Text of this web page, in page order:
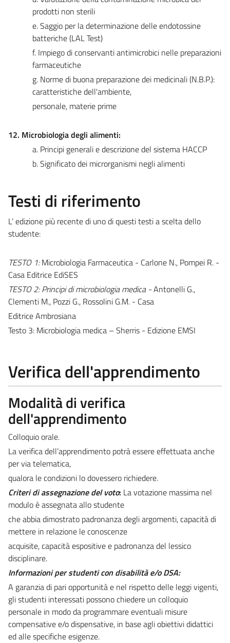
prodotti non sterili
e. Saggio per la determinazione delle endotossine
batteriche (LAL Test)
f. Impiego di conservanti antimicrobici nelle preparazioni
farmaceutiche
g. Norme di buona preparazione dei medicinali (N.B.P.):
caratteristiche dell'ambiente,
personale, materie prime
12. Microbiologia degli alimenti:
a. Principi generali e descrizione del sistema HACCP
b. Significato dei microrganismi negli alimenti
Testi di riferimento
L’ edizione più recente di uno di questi testi a scelta dello
studente:
TESTO 1:Microbiologia Farmaceutica - Carlone N., Pompei R. -
Casa Editrice EdiSES
TESTO 2: Principi di microbiologia medica -Antonelli G.,
Clementi M., Pozzi G., Rossolini G.M. - Casa
Editrice Ambrosiana
Testo 3: Microbiologia medica – Sherris - Edizione EMSI
Verifica dell'apprendimento
Modalità di verifica
dell'apprendimento
Colloquio orale.
La verifica dell’apprendimento potrà essere effettuata anche
per via telematica,
qualora le condizioni lo dovessero richiedere.
Criteri di assegnazione del voto: La votazione massima nel
modulo è assegnata allo studente
che abbia dimostrato padronanza degli argomenti, capacità di
mettere in relazione le conoscenze
acquisite, capacità espositive e padronanza del lessico
disciplinare.
Informazioni per studenti con disabilità e/o DSA:
A garanzia di pari opportunità e nel rispetto delle leggi vigenti,
gli studenti interessati possono chiedere un colloquio
personale in modo da programmare eventuali misure
compensative e/o dispensative, in base agli obiettivi didattici
ed alle specifiche esigenze.